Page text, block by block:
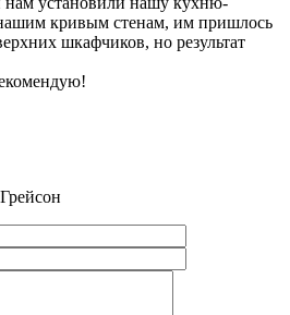
кривым стенам, им пришлось
шкафчиков, но результат